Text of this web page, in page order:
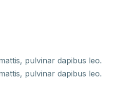
pulvinar dapibus leo.
pulvinar dapibus leo.